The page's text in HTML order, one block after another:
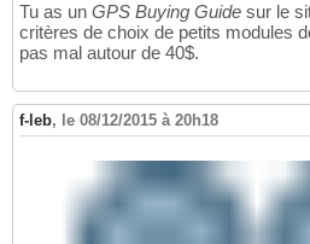
Tu as un GPS Buying Guide sur le
critères de choix de petits modules
pas mal autour de 40$.
f-leb, le 08/12/2015 à 20h18